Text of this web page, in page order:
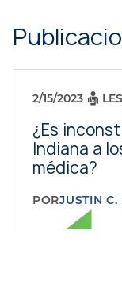
2/15/2023
¿Es
Indiana a
médica?
PORJUSTIN C.